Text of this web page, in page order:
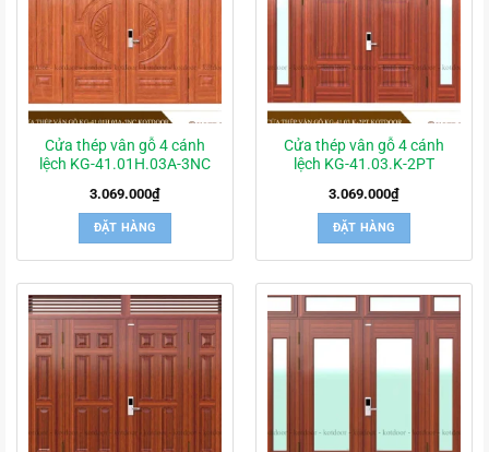
Cửa thép vân gỗ 4 cánh
lệch KG-41.01H.03A-3NC
3.069.000₫
ĐẶT HÀNG
Cửa thép vân gỗ 4 cánh
lệch KG-41.03.K-2PT
3.069.000₫
ĐẶT HÀNG